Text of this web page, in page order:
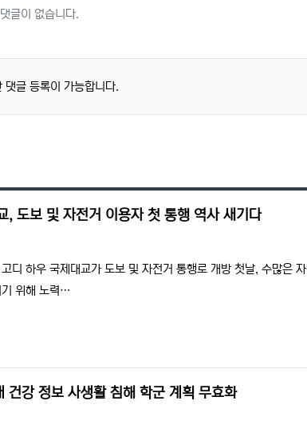
글이 없습니다.
댓글 등록이 가능합니다.
, 도보 및 자전거 이용자 첫 통행 역사 새기다
디 하우 국제대교가 도보 및 자전거 통행로 개방 첫날, 수많은
기 위해 노력…
건강 정보 사생활 침해 학군 계획 무효화